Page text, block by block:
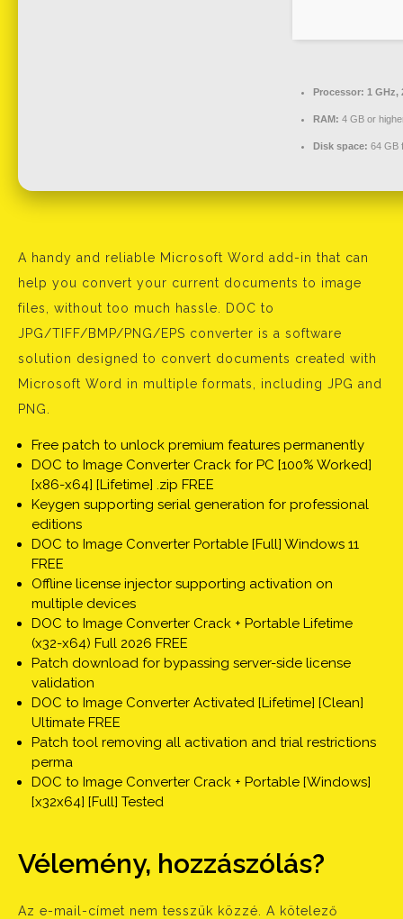
Processor: 1 GHz,
RAM: 4 GB or
Disk space: 64 GB
A handy and reliable Microsoft Word add-in that can
help you convert your current documents to image
files, without too much hassle. DOC to
JPG/TIFF/BMP/PNG/EPS converter is a software
solution designed to convert documents created with
Microsoft Word in multiple formats, including JPG and
PNG.
Free patch to unlock premium features permanently
DOC to Image Converter Crack for PC [100% Worked]
[x86-x64] [Lifetime] .zip FREE
Keygen supporting serial generation for professional
editions
DOC to Image Converter Portable [Full] Windows 11
FREE
Offline license injector supporting activation on
multiple devices
DOC to Image Converter Crack + Portable Lifetime
(x32-x64) Full 2026 FREE
Patch download for bypassing server-side license
validation
DOC to Image Converter Activated [Lifetime] [Clean]
Ultimate FREE
Patch tool removing all activation and trial restrictions
perma
DOC to Image Converter Crack + Portable [Windows]
[x32x64] [Full] Tested
Vélemény, hozzászólás?
Az e-mail-címet nem tesszük közzé. A kötelező